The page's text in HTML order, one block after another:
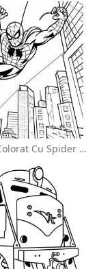
Pagina De Colorat Cu Spider Man Swinging Prin Oraș